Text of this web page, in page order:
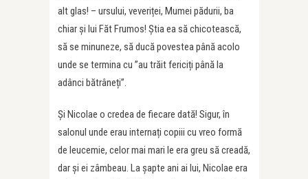
alt glas! – ursului, veveriței, Mumei pădurii, ba
chiar și lui Făt Frumos! Știa ea să chicotească,
să se minuneze, să ducă povestea până acolo
unde se termina cu ”au trăit fericiți până la
adânci bătrâneți”.
Și Nicolae o credea de fiecare dată! Sigur, în
salonul unde erau internați copiii cu vreo formă
de leucemie, celor mai mari le era greu să creadă,
dar și ei zâmbeau. La șapte ani ai lui, Nicolae era